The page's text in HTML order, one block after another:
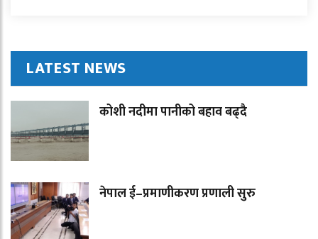
LATEST NEWS
कोशी नदीमा पानीको बहाव बढ्दै
नेपाल ई–प्रमाणीकरण प्रणाली सुरु